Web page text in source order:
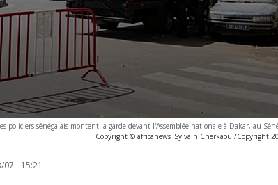
policiers sénégalais montent la garde devant l'Assemblée nationale à Dakar, au
Copyright © africanews Sylvain Cherkaoui/Copyright
07 - 15:21